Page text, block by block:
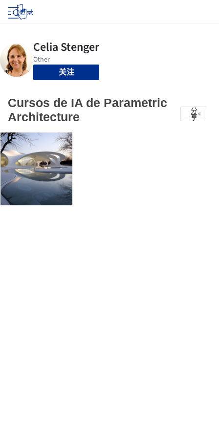
登录
关注
Cursos de IA de Parametric
Architecture
分
享